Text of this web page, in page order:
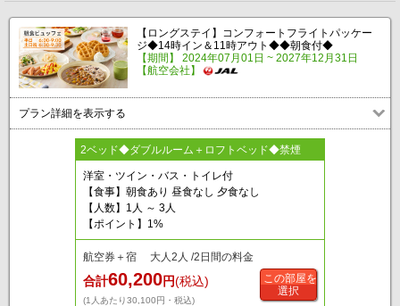
【ロングステイ】コンフォートフライトパッケー
ジ◆14時イン＆11時アウト◆◆朝食付◆
【期間】 2024年07月01日 ~ 2027年12月31日
【航空会社】
プラン詳細を表示する
2ベッド◆ダブルルーム＋ロフトベッド◆禁煙
洋室・ツイン・バス・トイレ付
【食事】朝食あり 昼食なし 夕食なし
【人数】1人 ～ 3人
【ポイント】1%
航空券＋宿 大人2人 /2日間の料金
合計60,200円(税込)
(1人あたり30,100円・税込)
この部屋を
選択